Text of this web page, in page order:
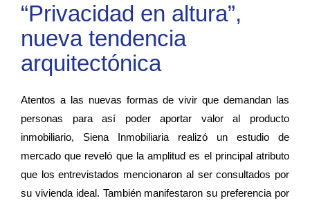
“Privacidad en altura”,
nueva tendencia
arquitectónica
Atentos a las nuevas formas de vivir que demandan las
personas para así poder aportar valor al producto
inmobiliario, Siena Inmobiliaria realizó un estudio de
mercado que reveló que la amplitud es el principal atributo
que los entrevistados mencionaron al ser consultados por
su vivienda ideal. También manifestaron su preferencia por